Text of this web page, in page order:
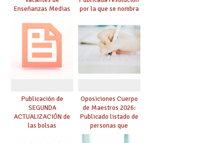
Enseñanzas Medias
por la que se nombra
prácticas, se regulan
dichas prácticas y se
convoca acto público
de adjudicación
Publicación de
SEGUNDA
ACTUALIZACIÓN de
las bolsas
Oposiciones Cuerpo
de Maestros 2026:
Publicado listado de
personas que
adquieren nueva